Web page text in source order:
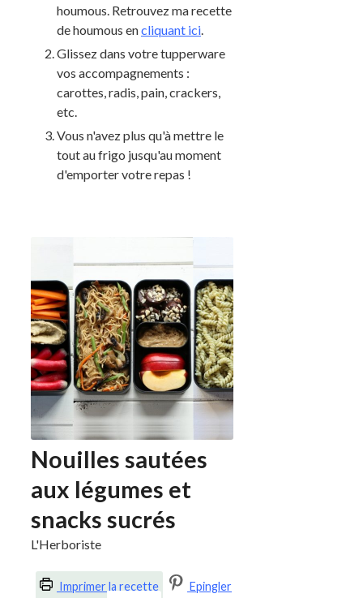
houmous. Retrouvez ma recette
de houmous encliquant ici.
Glissez dans votre tupperware
vos accompagnements :
carottes, radis, pain, crackers,
etc.
Vous n'avez plus qu'à mettre le
tout au frigo jusqu'au moment
d'emporter votre repas !
Nouilles sautées
aux légumes et
snacks sucrés
L'Herboriste
Imprimer la recette
Epingler